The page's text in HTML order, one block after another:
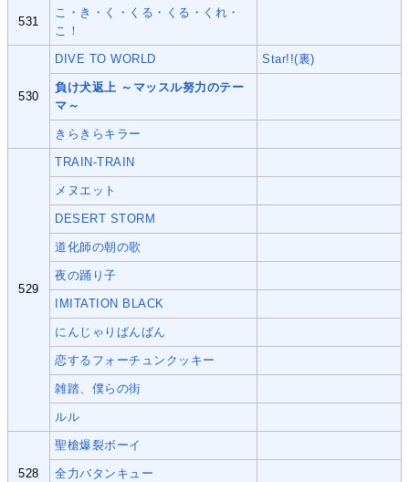
531
こ・き・く・くる・くる・くれ・
こ！
530
DIVE TO WORLD Star!!(裏)
負け犬返上 ～マッスル努力のテー
マ～
きらきらキラー
529
TRAIN-TRAIN
メヌエット
DESERT STORM
道化師の朝の歌
夜の踊り子
IMITATION BLACK
にんじゃりばんばん
恋するフォーチュンクッキー
雑踏、僕らの街
ルル
528
聖槍爆裂ボーイ
全力バタンキュー